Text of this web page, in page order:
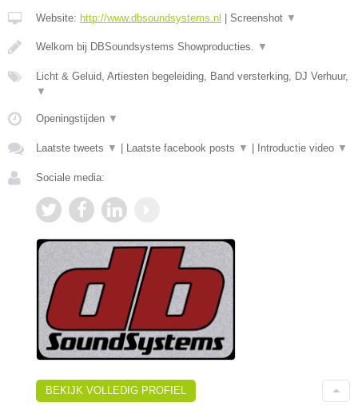
Website: http://www.dbsoundsystems.nl | Screenshot ▼
Welkom bij DBSoundsystems Showproducties. ▼
Licht & Geluid, Artiesten begeleiding, Band versterking, DJ Verhuur,
▼
Openingstijden ▼
Laatste tweets ▼ | Laatste facebook posts ▼ | Introductie video ▼
Sociale media:
BEKIJK VOLLEDIG PROFIEL